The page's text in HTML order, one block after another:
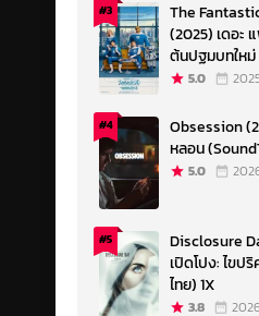
#3
The
(2025) เดอะ
ต้นปฐมบทใหม่
5.0
#4
Obsession
หลอน
5.0
#5
Disclosure
เปิดโปง: ไขป
ไทย) 1X
3.8 2026